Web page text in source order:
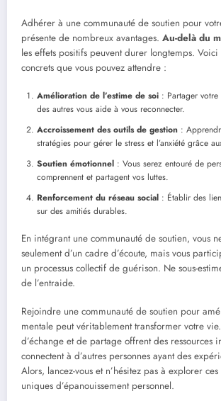
Adhérer à une communauté de soutien pour
présente de nombreux avantages. Au-delà du
les effets positifs peuvent durer longtemps. Voici
concrets que vous pouvez attendre :
Amélioration de l’estime de soi : Partager votre
des autres vous aide à vous reconnecter.
Accroissement des outils de gestion :
stratégies pour gérer le stress et l’anxiété grâce
Soutien émotionnel : Vous serez entouré de
comprennent et partagent vos luttes.
Renforcement du réseau social : Établir des
sur des amitiés durables.
En intégrant une communauté de soutien, vous
seulement d’un cadre d’écoute, mais vous
un processus collectif de guérison. Ne sous-
de l’entraide.
Rejoindre une communauté de soutien pour
mentale peut véritablement transformer votre
d’échange et de partage offrent des ressources
connectent à d’autres personnes ayant des
Alors, lancez-vous et n’hésitez pas à explorer
uniques d’épanouissement personnel.